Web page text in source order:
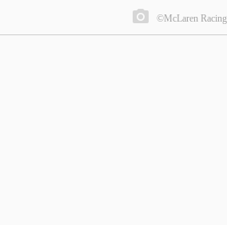
©McLaren Racing